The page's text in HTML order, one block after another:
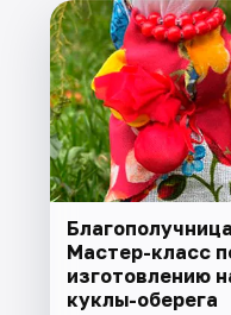
Мастер-класс
изготовлению
куклы-оберега